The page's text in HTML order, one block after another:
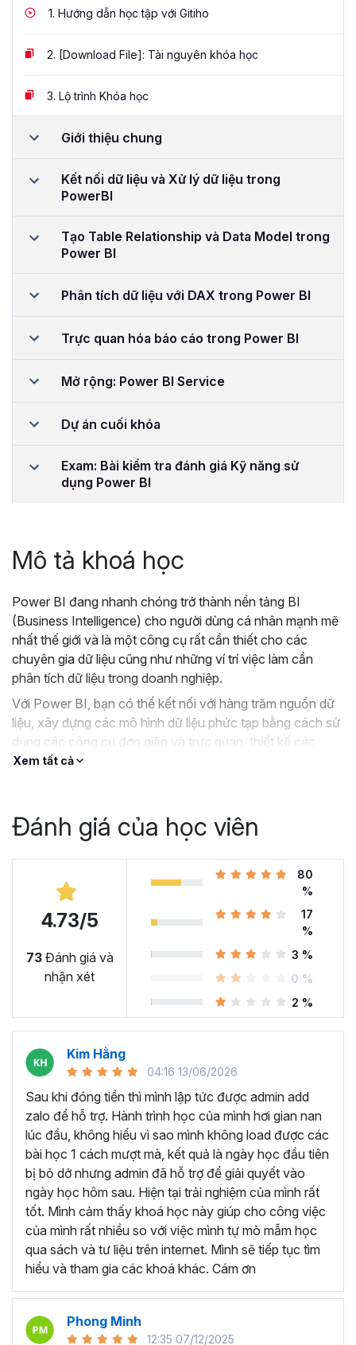
1. Hướng dẫn học tập với Gitiho
2. [Download File]: Tài nguyên khóa học
3. Lộ trình Khóa học
Giới thiệu chung
Kết nối dữ liệu và Xử lý dữ liệu trong
PowerBI
Tạo Table Relationship và Data Model trong
Power BI
Phân tích dữ liệu với DAX trong Power BI
Trực quan hóa báo cáo trong Power BI
Mở rộng: Power BI Service
Dự án cuối khóa
Exam: Bài kiểm tra đánh giá Kỹ năng sử
dụng Power BI
Mô tả khoá học
Power BI đang nhanh chóng trở thành nền tảng BI
(Business Intelligence) cho người dùng cá nhân mạnh mẽ
nhất thế giới và là một công cụ rất cần thiết cho các
chuyên gia dữ liệu cũng như những ví trí việc làm cần
phân tích dữ liệu trong doanh nghiệp.
Với Power BI, bạn có thể kết nối với hàng trăm nguồn dữ
liệu, xây dựng các mô hình dữ liệu phức tạp bằng cách sử
dụng các công cụ đơn giản và trực quan, thiết kế các
Dashboard tương tác tuyệt đẹp và tất cả đều miễn phí.
Tuyệt đỉnh Power BI - Thành thạo trực quan hóa và
Phân tích dữ liệu
của Gitiho.com sẽ là một giải pháp
tuyệt vời dành cho bạn.
Tại sao bạn nên chọn khóa
học PBIG01 - Tuyệt đỉnh
Power BI tại Gitiho?
Trong khóa học Power BI này, bạn sẽ làm việc giống như
phân tích dữ liệu
kinh doanh cho
Adventure Works Cycles (một công ty sản xuất toàn
cầu). Nhiệm vụ của bạn là thiết kế và cung cấp các con
số kinh doanh một cách trực quan, chuyên nghiệp trên
Nếu bạn chưa có kiến thức gì về Power BI thì cũng đừng
lo lắng bởi khóa học Power BI này sẽ hướng dẫn chi tiết
cả về cách sử dụng các chức năng, công cụ trên Power
BI Desktop, giải thích rõ ràng và các mẹo hữu ích trong
từng bước thực hiện.
Cuối mỗi chương học đều có các bài thực hành để bạn có
thể vận dụng được các kiến thức đã học lý thuyết, tương
tự như các phần nhỏ của dự án, giống như cách bạn sẽ
làm việc trong công việc ngoài thực tế.
Sau khóa học này bạn có
thể?
Xem tất cả
Đánh giá của học viên
4.73/5
73Đánh giá và
nhận xét
80
%
17
%
3 %
0 %
2 %
Kim Hằng
04:16 13/06/2026
Sau khi đóng tiền thì mình lập tức được admin add
zalo để hỗ trợ. Hành trình học của mình hơi gian nan
lúc đầu, không hiểu vì sao mình không load được các
bài học 1 cách mượt mà, kết quả là ngày học đầu tiên
bị bỏ dở nhưng admin đã hỗ trợ để giải quyết vào
ngày học hôm sau. Hiện tại trải nghiệm của mình rất
tốt. Mình cảm thấy khoá học này giúp cho công việc
của mình rất nhiều so với việc mình tự mò mẫm học
qua sách và tư liệu trên internet. Mình sẽ tiếp tục tìm
hiểu và tham gia các khoá khác. Cám ơn
Phong Minh
12:35 07/12/2025